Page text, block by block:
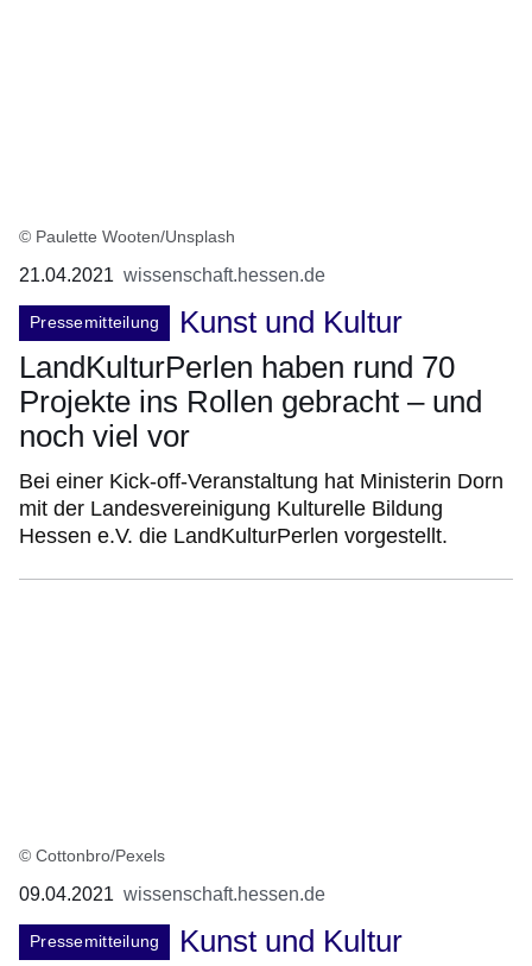
© Paulette Wooten/Unsplash
21.04.2021 wissenschaft.hessen.de
Pressemitteilung
Kunst und Kultur
LandKulturPerlen haben rund 70
Projekte ins Rollen gebracht – und
noch viel vor
Bei einer Kick-off-Veranstaltung hat Ministerin Dorn
mit der Landesvereinigung Kulturelle Bildung
Hessen e.V. die LandKulturPerlen vorgestellt.
© Cottonbro/Pexels
09.04.2021 wissenschaft.hessen.de
Pressemitteilung
Kunst und Kultur